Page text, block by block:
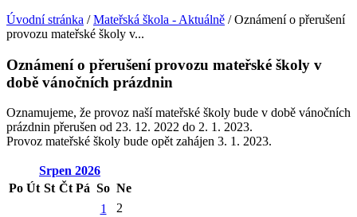
Úvodní stránka /Mateřská škola - Aktuálně /Oznámení o přerušení
provozu mateřské školy v...
Oznámení o přerušení provozu mateřské školy v
době vánočních prázdnin
Oznamujeme, že provoz naší mateřské školy bude v době vánočních
prázdnin přerušen od 23. 12. 2022 do 2. 1. 2023.
Provoz mateřské školy bude opět zahájen 3. 1. 2023.
Srpen 2026
Po Út St Čt Pá So Ne
1
2